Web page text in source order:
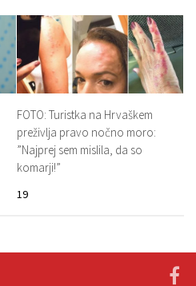
FOTO: Turistka na Hrvaškem
preživlja pravo nočno moro:
”Najprej sem mislila, da so
komarji!”
19